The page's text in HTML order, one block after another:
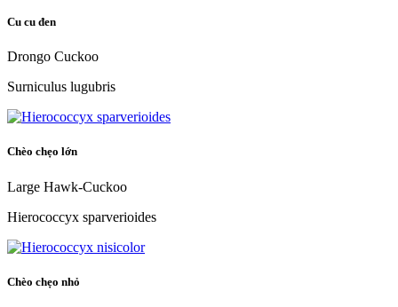
Cu cu đen
Drongo Cuckoo
Surniculus lugubris
Chèo chẹo lớn
Large Hawk-Cuckoo
Hierococcyx sparverioides
Chèo chẹo nhỏ